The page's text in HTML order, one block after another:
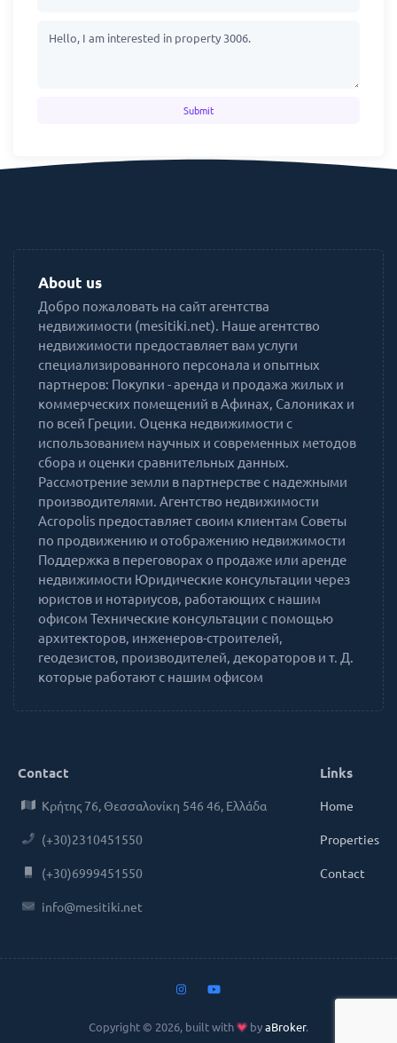
Submit
About us
Добро пожаловать на сайт агентства
недвижимости (mesitiki.net). Наше агентство
недвижимости предоставляет вам услуги
специализированного персонала и опытных
партнеров: Покупки - аренда и продажа жилых и
коммерческих помещений в Афинах, Салониках и
по всей Греции. Оценка недвижимости с
использованием научных и современных методов
сбора и оценки сравнительных данных.
Рассмотрение земли в партнерстве с надежными
производителями. Агентство недвижимости
Acropolis предоставляет своим клиентам Советы
по продвижению и отображению недвижимости
Поддержка в переговорах о продаже или аренде
недвижимости Юридические консультации через
юристов и нотариусов, работающих с нашим
офисом Технические консультации с помощью
архитекторов, инженеров-строителей,
геодезистов, производителей, декораторов и т. Д.
которые работают с нашим офисом
Contact
Κρήτης 76, Θεσσαλονίκη 546 46, Ελλάδα
(+30)2310451550
(+30)6999451550
info@mesitiki.net
Links
Home
Properties
Contact
Copyright © 2026, built with byaBroker.